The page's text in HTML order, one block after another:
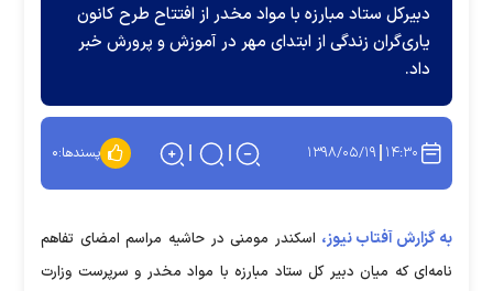
دبیرکل ستاد مبارزه با مواد مخدر از افتتاح طرح کانون
یاری‌گران زندگی از ابتدای مهر در آموزش و پرورش خبر
داد.
۱۴:۳۰ ۱۳۹۸/۰۵/۱۹ پسندها:۰
به گزارش آفتاب نیوز، اسکندر مومنی در حاشیه مراسم امضای تفاهم
نامه‌ای که میان دبیر کل ستاد مبارزه با مواد مخدر و سرپرست وزارت